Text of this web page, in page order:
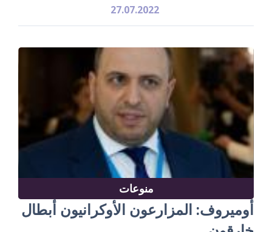
27.07.2022
منوعات
أوميروف: المزارعون الأوكرانيون أبطال